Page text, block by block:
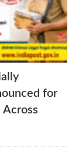
for
Across